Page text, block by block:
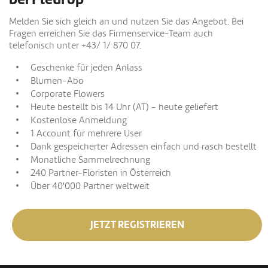
Melden Sie sich gleich an und nutzen Sie das Angebot. Bei
Fragen erreichen Sie das Firmenservice-Team auch
telefonisch unter +43/ 1/ 870 07.
Geschenke für jeden Anlass
Blumen-Abo
Corporate Flowers
Heute bestellt bis 14 Uhr (AT) - heute geliefert
Kostenlose Anmeldung
1 Account für mehrere User
Dank gespeicherter Adressen einfach und rasch bestellt
Monatliche Sammelrechnung
240 Partner-Floristen in Österreich
Über 40'000 Partner weltweit
JETZT REGISTRIEREN